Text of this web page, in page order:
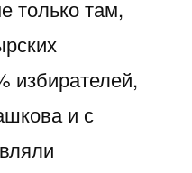
только там,
избирателей,
и с